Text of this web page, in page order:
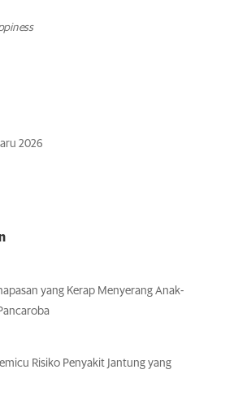
yang Kerap Menyerang Anak-
Risiko Penyakit Jantung yang